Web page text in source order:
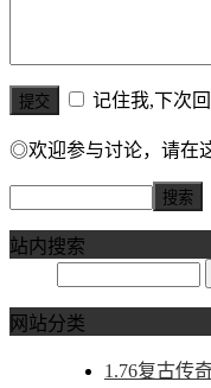
记住我,下次
◎欢迎参与讨论，请在
站内搜索
网站分类
1.76复古传